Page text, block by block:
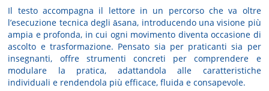
Il testo accompagna il lettore in un percorso che va oltre
l’esecuzione tecnica degli āsana, introducendo una visione più
ampia e profonda, in cui ogni movimento diventa occasione di
ascolto e trasformazione. Pensato sia per praticanti sia per
insegnanti, offre strumenti concreti per comprendere e
modulare la pratica, adattandola alle caratteristiche
individuali e rendendola più efficace, fluida e consapevole.